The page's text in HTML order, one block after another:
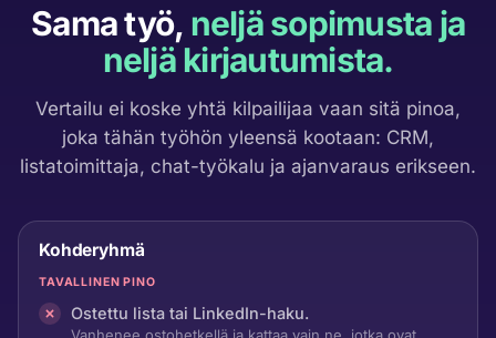
Sama työ, neljä sopimusta ja
neljä kirjautumista.
Vertailu ei koske yhtä kilpailijaa vaan sitä pinoa,
joka tähän työhön yleensä kootaan: CRM,
listatoimittaja, chat-työkalu ja ajanvaraus erikseen.
Kohderyhmä
TAVALLINEN PINO
Ostettu lista tai LinkedIn-haku.